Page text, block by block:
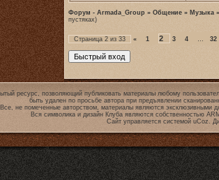
Форум - Armada_Group » Общение » Музыка »
пустяках)
Страница 2 из 33 « 1 2 3 4 … 32
ресурс, позволяющий публиковать материалы любому
быть удален по просьбе автора при предъявлении
Все, не помеченные авторством, материалы являются эксклюзивными
Вся символика и дизайн Клуба являются собственностью
Сайт управляется системой uCoz.